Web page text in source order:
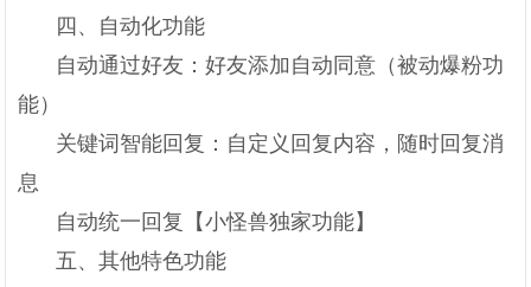
四、自动化功能
自动通过好友：好友添加自动同意（被动爆粉功
能）
关键词智能回复：自定义回复内容，随时回复消
息
自动统一回复【小怪兽独家功能】
五、其他特色功能